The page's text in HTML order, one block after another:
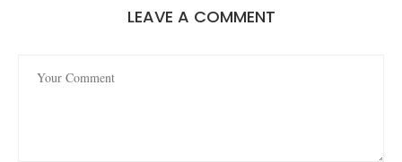
LEAVE A COMMENT